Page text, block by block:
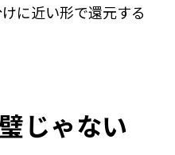
に近い形で還元する
じゃない